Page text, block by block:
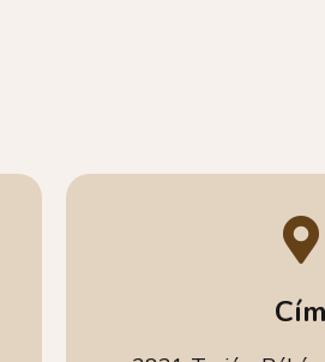
Cím